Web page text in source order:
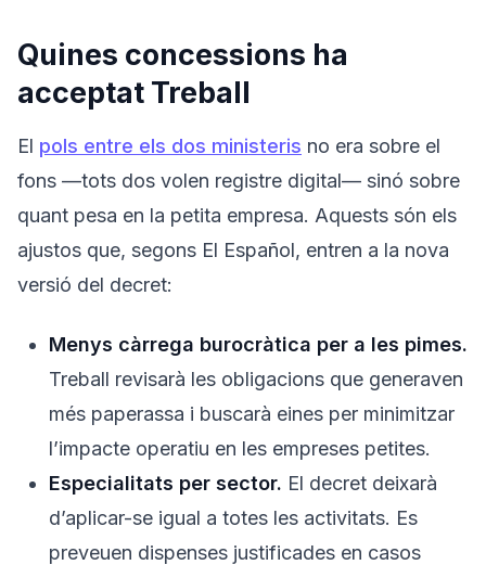
Quines concessions ha
acceptat Treball
El pols entre els dos ministeris no era sobre el
fons —tots dos volen registre digital— sinó sobre
quant pesa en la petita empresa. Aquests són els
ajustos que, segons El Español, entren a la nova
versió del decret:
Menys càrrega burocràtica per a les pimes.
Treball revisarà les obligacions que generaven
més paperassa i buscarà eines per minimitzar
l’impacte operatiu en les empreses petites.
Especialitats per sector. El decret deixarà
d’aplicar-se igual a totes les activitats. Es
preveuen dispenses justificades en casos